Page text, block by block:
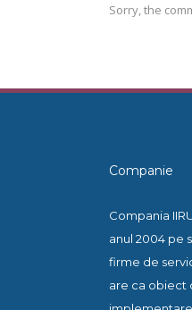
Sorry, the
Companie
Compania
anul 2004 pe
firme de
are ca obiect